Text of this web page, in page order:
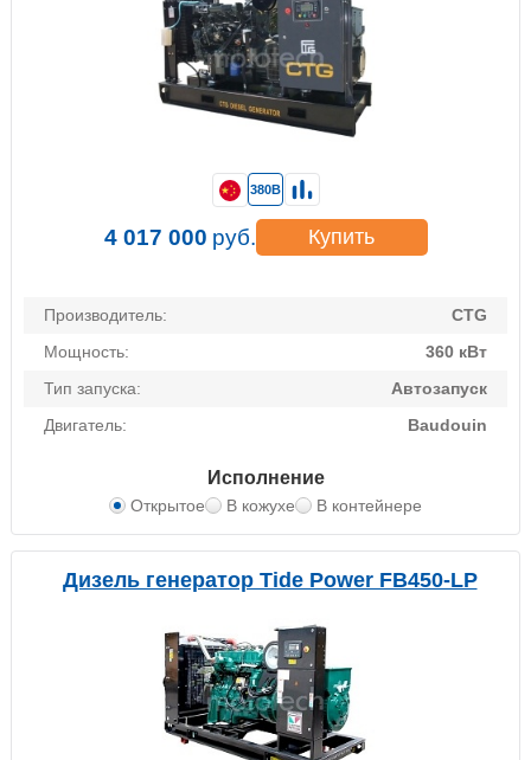
Производитель:
CTG
Мощность:
360 кВт
Тип запуска:
Автозапуск
Двигатель:
Baudouin
Исполнение
Открытое В кожухе В контейнере
380В
4 017 000 руб. Купить
Дизель генератор Tide Power FB450-LP